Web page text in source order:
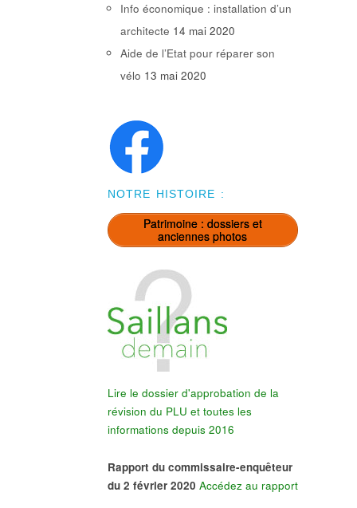
Info économique : installation d’un
architecte 14 mai 2020
Aide de l’Etat pour réparer son
vélo 13 mai 2020
NOTRE HISTOIRE :
Patrimoine : dossiers et
anciennes photos
Lire le dossier d'approbation de la
révision du PLU et toutes les
informations depuis 2016
Rapport du commissaire-enquêteur
du 2 février 2020 Accédez au rapport